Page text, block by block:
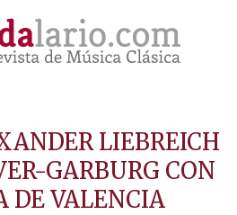
LIEBREICH
GARBURG CON
DE VALENCIA